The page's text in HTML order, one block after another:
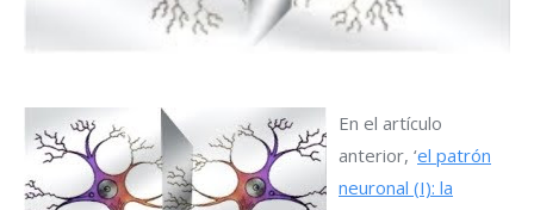
En el artículo
anterior, ‘el patrón
neuronal (I): la